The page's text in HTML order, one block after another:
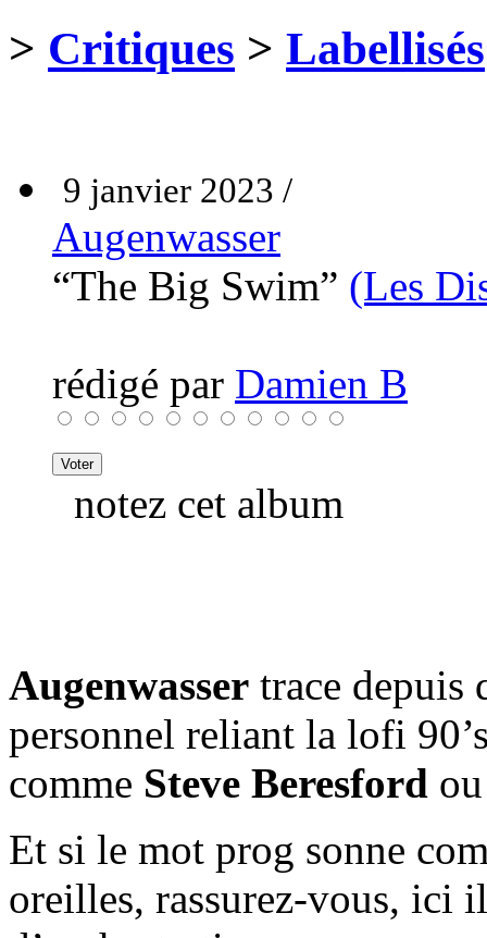
> Critiques > Labellisés
9 janvier 2023 /
Augenwasser
“The Big Swim” (Les
rédigé par Damien B
notez cet album
Augenwasser trace depuis
personnel reliant la lofi
comme Steve Beresford
Et si le mot prog sonne
oreilles, rassurez-vous, ici